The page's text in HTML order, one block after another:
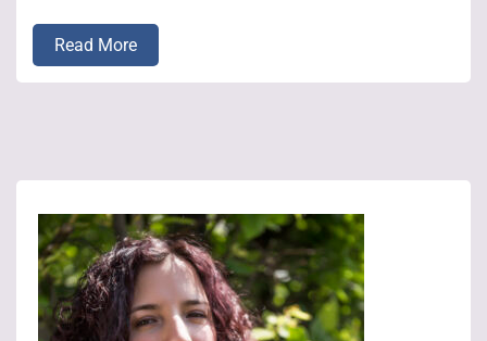
Read More